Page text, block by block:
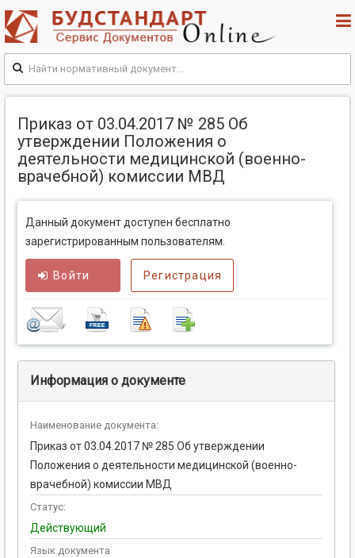
Приказ от 03.04.2017 № 285 Об
утверждении Положения о
деятельности медицинской (военно-
врачебной) комиссии МВД
Данный документ доступен бесплатно
зарегистрированным пользователям.
Войти Регистрация
Информация о документе
Наименование документа:
Приказ от 03.04.2017 № 285 Об утверждении
Положения о деятельности медицинской (военно-
врачебной) комиссии МВД
Статус:
Действующий
Язык документа